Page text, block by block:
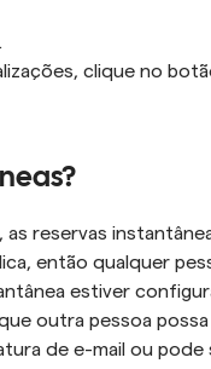
clique no
reservas
então qualquer
estiver
outra pessoa
de e-mail ou pode